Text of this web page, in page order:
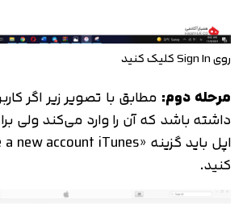
روی Sign In کلیک کنید
مرحله دوم: مطابق با تصویر زیر اگر
داشته باشد که آن را وارد می‌کند ولی
کنید.